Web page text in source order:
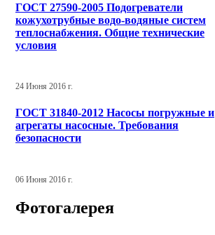
ГОСТ 27590-2005 Подогреватели
кожухотрубные водо-водяные систем
теплоснабжения. Общие технические
условия
24 Июня 2016 г.
ГОСТ 31840-2012 Насосы погружные и
агрегаты насосные. Требования
безопасности
06 Июня 2016 г.
Фотогалерея